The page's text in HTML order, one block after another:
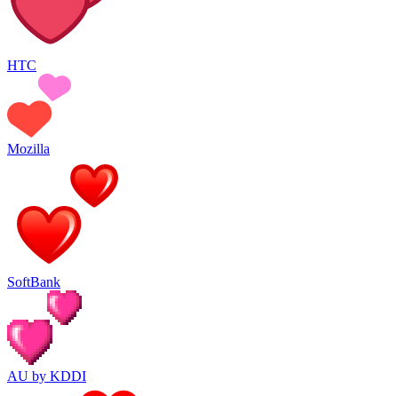
HTC
Mozilla
SoftBank
AU by KDDI